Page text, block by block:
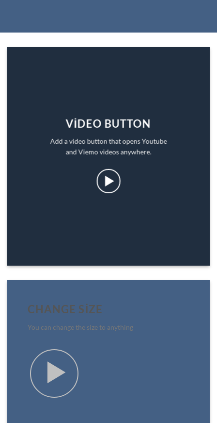
VIDEO BUTTON
Add a video button that opens Youtube
and Viemo videos anywhere.
CHANGE SIZE
You can change the size to anything